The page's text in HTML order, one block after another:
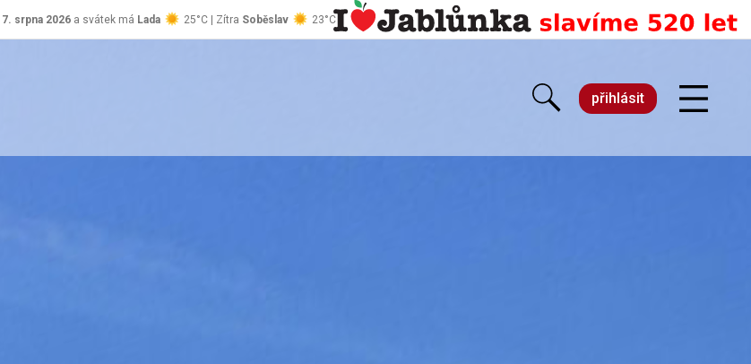
7. srpna 2026 a svátek má Lada 25°C | Zítra Soběslav 23°C
přihlásit